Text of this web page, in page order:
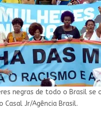
negras de todo o Brasil se
Jr/Agência Brasil.